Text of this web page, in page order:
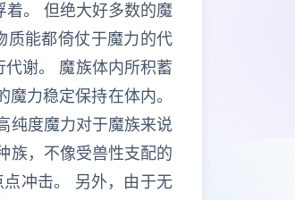
着。 但绝大好多数的魔
质能都倚仗于魔力的代
代谢。 魔族体内所积蓄
力稳定保持在体内。
纯度魔力对于魔族来说
族，不像受兽性支配的
冲击。 另外，由于无